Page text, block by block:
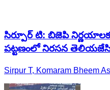
సిర్పూర్ టి: బిజెపి
పట్టణంలో నిరసన
Sirpur T, Komaram Bheem